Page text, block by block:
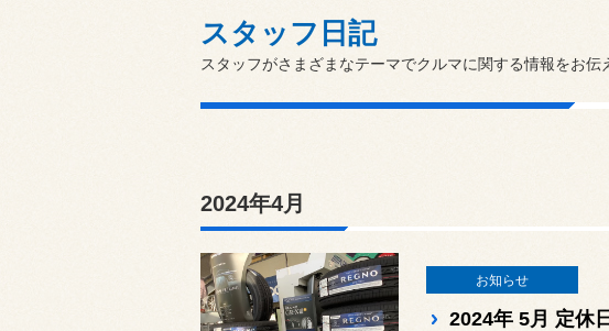
スタッフ日記
スタッフがさまざまなテーマでクルマに関する情報をお伝
2024年4月
お知らせ
2024年 5月 定休